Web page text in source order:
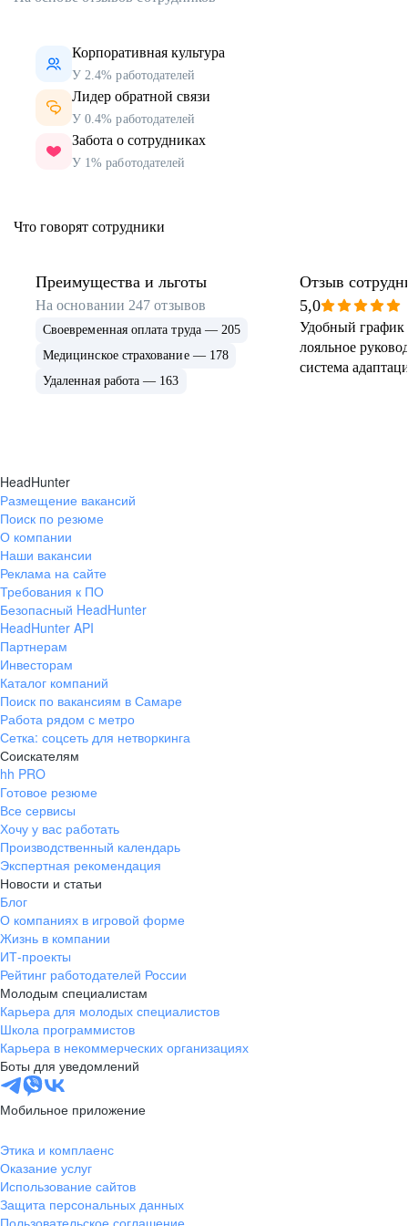
Корпоративная культура
У 2.4% работодателей
Лидер обратной связи
У 0.4% работодателей
Забота о сотрудниках
У 1% работодателей
Что говорят сотрудники
Преимущества и льготы
На основании 247 отзывов
Своевременная оплата труда — 205
Медицинское страхование — 178
Удаленная работа — 163
Отзыв
5,0
Удобный график
лояльное
система
HeadHunter
Размещение вакансий
Поиск по резюме
О компании
Наши вакансии
Реклама на сайте
Требования к ПО
Безопасный HeadHunter
HeadHunter API
Партнерам
Инвесторам
Каталог компаний
Поиск по вакансиям в Самаре
Работа рядом с метро
Сетка: соцсеть для нетворкинга
Соискателям
hh PRO
Готовое резюме
Все сервисы
Хочу у вас работать
Производственный календарь
Экспертная рекомендация
Новости и статьи
Блог
О компаниях в игровой форме
Жизнь в компании
ИТ-проекты
Рейтинг работодателей России
Молодым специалистам
Карьера для молодых специалистов
Школа программистов
Карьера в некоммерческих организациях
Боты для уведомлений
Мобильное приложение
Этика и комплаенс
Оказание услуг
Использование сайтов
Защита персональных данных